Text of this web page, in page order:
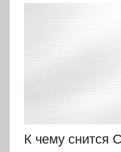
К чему снится